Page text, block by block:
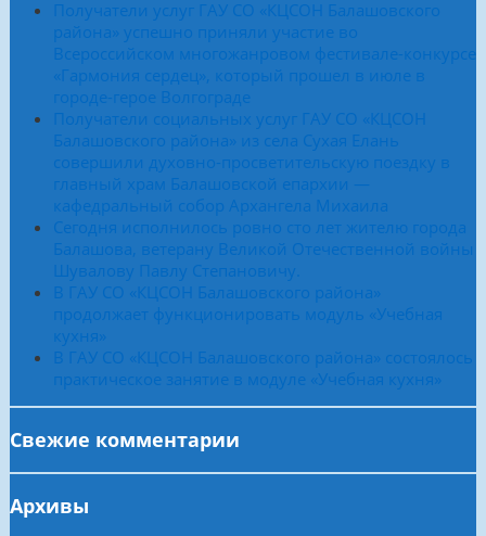
Получатели услуг ГАУ СО «КЦСОН Балашовского
района» успешно приняли участие во
Всероссийском многожанровом фестивале-конкурсе
«Гармония сердец», который прошел в июле в
городе-герое Волгограде
Получатели социальных услуг ГАУ СО «КЦСОН
Балашовского района» из села Сухая Елань
совершили духовно-просветительскую поездку в
главный храм Балашовской епархии —
кафедральный собор Архангела Михаила
Сегодня исполнилось ровно сто лет жителю города
Балашова, ветерану Великой Отечественной войны
Шувалову Павлу Степановичу.
В ГАУ СО «КЦСОН Балашовского района»
продолжает функционировать модуль «Учебная
кухня»
В ГАУ СО «КЦСОН Балашовского района» состоялось
практическое занятие в модуле «Учебная кухня»
Свежие комментарии
Архивы